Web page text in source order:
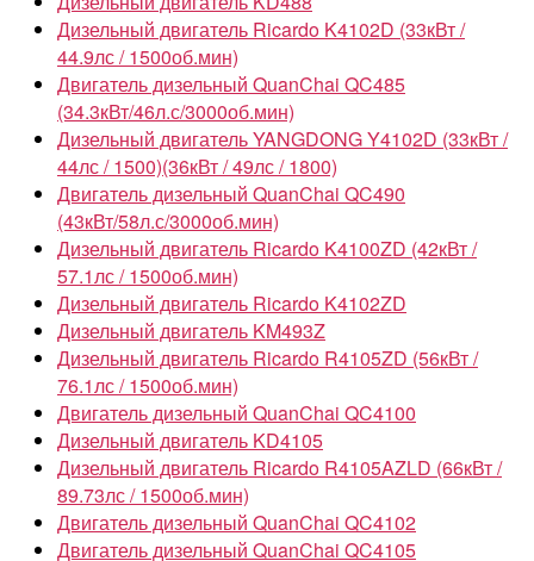
Дизельный двигатель Ricardo K4102D (33кВт /
44.9лс / 1500об.мин)
Двигатель дизельный QuanChai QC485
(34.3кВт/46л.с/3000об.мин)
Дизельный двигатель YANGDONG Y4102D (33кВт /
44лс / 1500)(36кВт / 49лс / 1800)
Двигатель дизельный QuanChai QC490
(43кВт/58л.с/3000об.мин)
Дизельный двигатель Ricardo K4100ZD (42кВт /
57.1лс / 1500об.мин)
Дизельный двигатель Ricardo K4102ZD
Дизельный двигатель KM493Z
Дизельный двигатель Ricardo R4105ZD (56кВт /
76.1лс / 1500об.мин)
Двигатель дизельный QuanChai QC4100
Дизельный двигатель KD4105
Дизельный двигатель Ricardo R4105AZLD (66кВт /
89.73лс / 1500об.мин)
Двигатель дизельный QuanChai QC4102
Двигатель дизельный QuanChai QC4105